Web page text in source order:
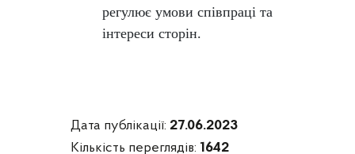
регулює умови співпраці та
інтереси сторін.
Дата публікації: 27.06.2023
Кількість переглядів: 1642